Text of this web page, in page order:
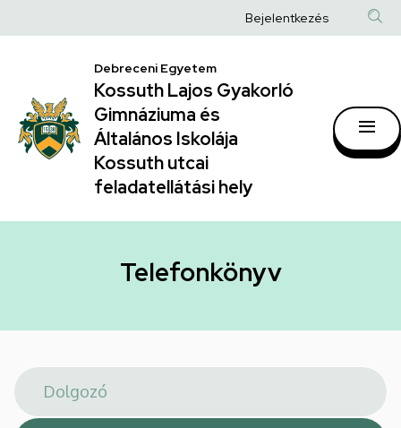
|
Kossuth
Lajos
Gyakorló
Gimnáziuma
Általános
hely
a
Anonim
fiók
Bejelentkezés
Debreceni Egyetem
Kossuth Lajos Gyakorló
Gimnáziuma és
Általános Iskolája
Kossuth utcai
feladatellátási hely
Telefonkönyv